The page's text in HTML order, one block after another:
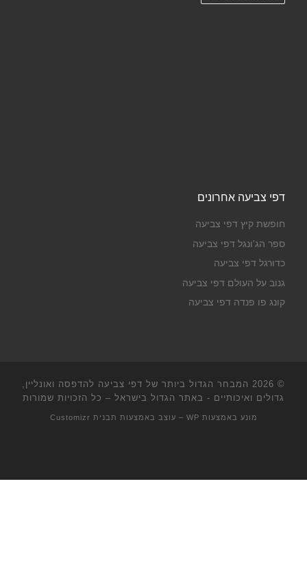
דפי צביעה אחרונים
חופשת קיץ דפי צביעה
ספר הג'ונגל דפי צביעה
כדורגל דפי צביעה
גנוב על העולם דפי צביעה
קונג פו פנדה דפי צביעה
© 2026
המבחר הגדול ביותר של דפי צביעה להדפסה ואונליין,
גדולים ואיכותיים - באתר הגדול בישראל – כל הזכויות שמורות
מונע באמצעות WP – עוצב באמצעות תבנית Customizr